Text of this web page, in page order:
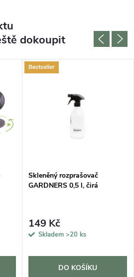
dokoupit
Bestseller
Skleněný rozprašovač
GARDNERS 0,5 l, čirá
149 Kč
Skladem >20 ks
DO KOŠÍKU